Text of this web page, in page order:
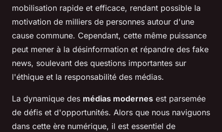
mobilisation rapide et efficace, rendant possible la
motivation de milliers de personnes autour d'une
cause commune. Cependant, cette même puissance
peut mener à la désinformation et répandre des fake
news, soulevant des questions importantes sur
l'éthique et la responsabilité des médias.
La dynamique des médias modernes est parsemée
de défis et d'opportunités. Alors que nous naviguons
dans cette ère numérique, il est essentiel de